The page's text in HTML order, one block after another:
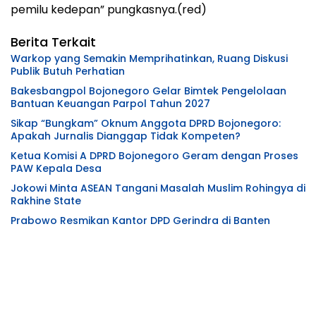
pemilu kedepan” pungkasnya.(red)
Berita Terkait
Warkop yang Semakin Memprihatinkan, Ruang Diskusi
Publik Butuh Perhatian
Bakesbangpol Bojonegoro Gelar Bimtek Pengelolaan
Bantuan Keuangan Parpol Tahun 2027
Sikap “Bungkam” Oknum Anggota DPRD Bojonegoro:
Apakah Jurnalis Dianggap Tidak Kompeten?
Ketua Komisi A DPRD Bojonegoro Geram dengan Proses
PAW Kepala Desa
Jokowi Minta ASEAN Tangani Masalah Muslim Rohingya di
Rakhine State
Prabowo Resmikan Kantor DPD Gerindra di Banten